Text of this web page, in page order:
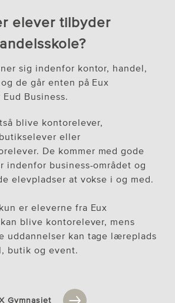
elever tilbyder
sig indenfor kontor, handel,
de går enten på Eux
Business.
blive kontorelever,
eller
De kommer med gode
indenfor business-området og
elevpladser at vokse i og med.
er eleverne fra Eux
blive kontorelever, mens
uddannelser kan tage læreplads
butik og event.
Gymnasiet